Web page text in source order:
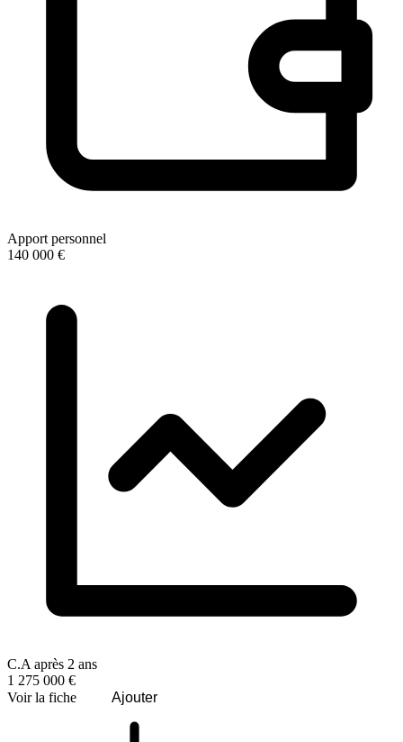
Apport personnel
140 000 €
C.A après 2 ans
1 275 000 €
Voir la fiche
Ajouter